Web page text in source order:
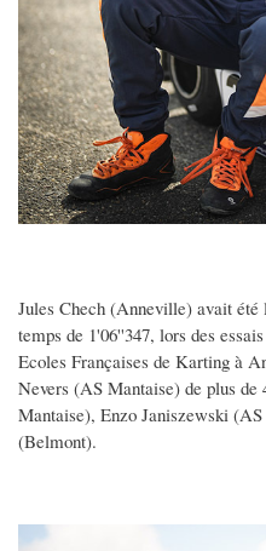
Jules Chech (Anneville) avait été
temps de 1'06''347, lors des
Ecoles Françaises de Karting à
Nevers (AS Mantaise) de plus
Mantaise), Enzo Janiszewski
(Belmont).